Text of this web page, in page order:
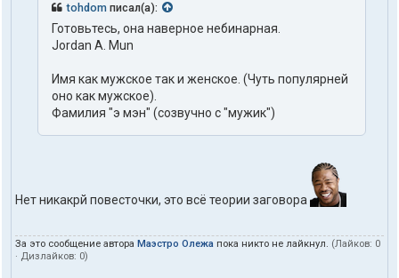
tohdom писал(а):
Готовьтесь, она наверное небинарная.
Jordan A. Mun
Имя как мужское так и женское. (Чуть популярней
оно как мужское).
Фамилия "э мэн" (созвучно с "мужик")
Нет никакрй повесточки, это всё теории заговора
За это сообщение автора Маэстро Олежа пока никто не лайкнул. (Лайков: 0
· Дизлайков: 0)